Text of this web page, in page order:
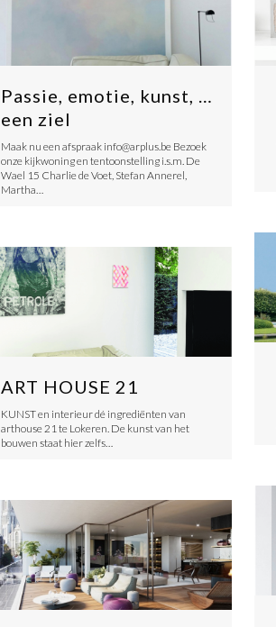
Passie, emotie, kunst, …
een ziel
Maak nu een afspraak info@arplus.be Bezoek
onze kijkwoning en tentoonstelling i.s.m. De
Wael 15 Charlie de Voet, Stefan Annerel,
Martha…
ART HOUSE 21
KUNST en interieur dé ingrediënten van
arthouse 21 te Lokeren. De kunst van het
bouwen staat hier zelfs…